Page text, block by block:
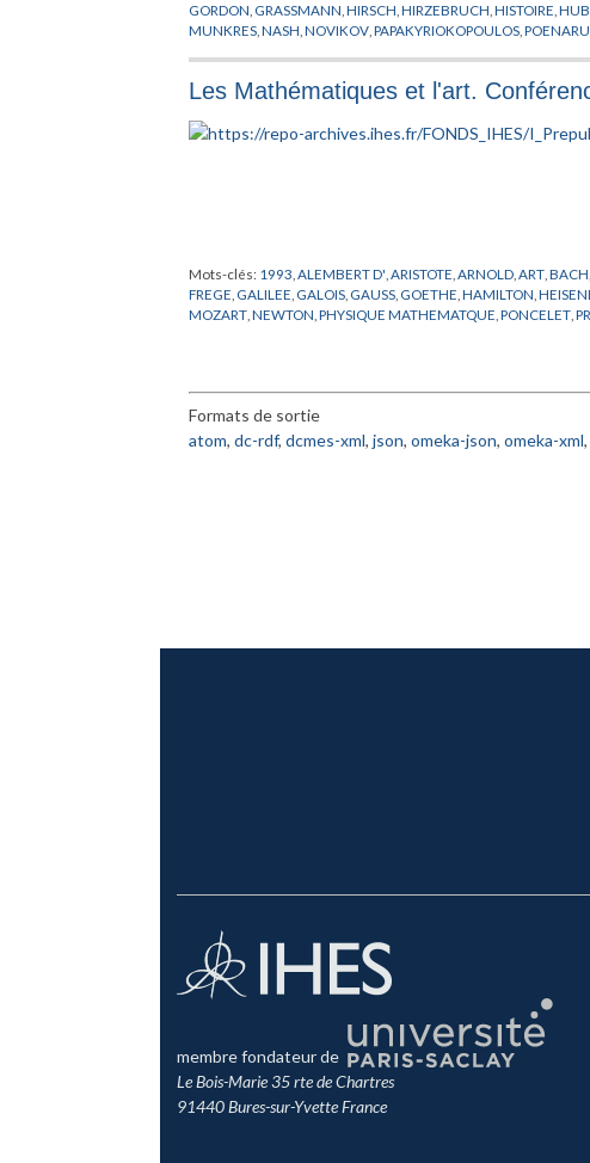
GORDON GRASSMANN ,HIRSCH ,HIRZEBRUCH ,HISTOIRE ,
MUNKRES ,NASH ,NOVIKOV ,PAPAKYRIOKOPOULOS ,POENARU
Les Mathématiques et l'art.
Mots-clés: 1993 ,ALEMBERT D' ,ARISTOTE ,ARNOLD ,ART ,BACH
FREGE GALILEE GALOIS GAUSS GOETHE ,HAMILTON ,
MOZART ,NEWTON ,PHYSIQUE MATHEMATQUE ,PONCELET ,
Formats de sortie
atom,dc-rdf,dcmes-xml,json,omeka-json,omeka-xml
membre fondateur de
Le Bois-Marie 35 rte de Chartres
91440 Bures-sur-Yvette France